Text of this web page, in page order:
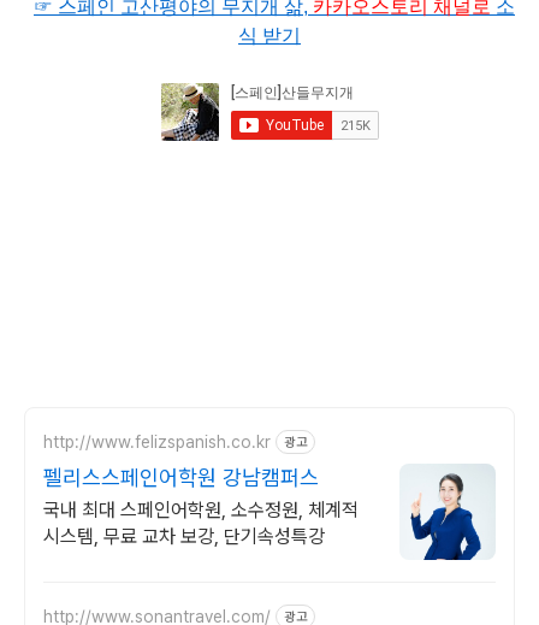
☞ 스페인 고산평야의 무지개 삶, 카카오스토리 채널로 소
식 받기
http://www.felizspanish.co.kr 광고
펠리스스페인어학원 강남캠퍼스
국내 최대 스페인어학원, 소수정원, 체계적
시스템, 무료 교차 보강, 단기속성특강
http://www.sonantravel.com/ 광고